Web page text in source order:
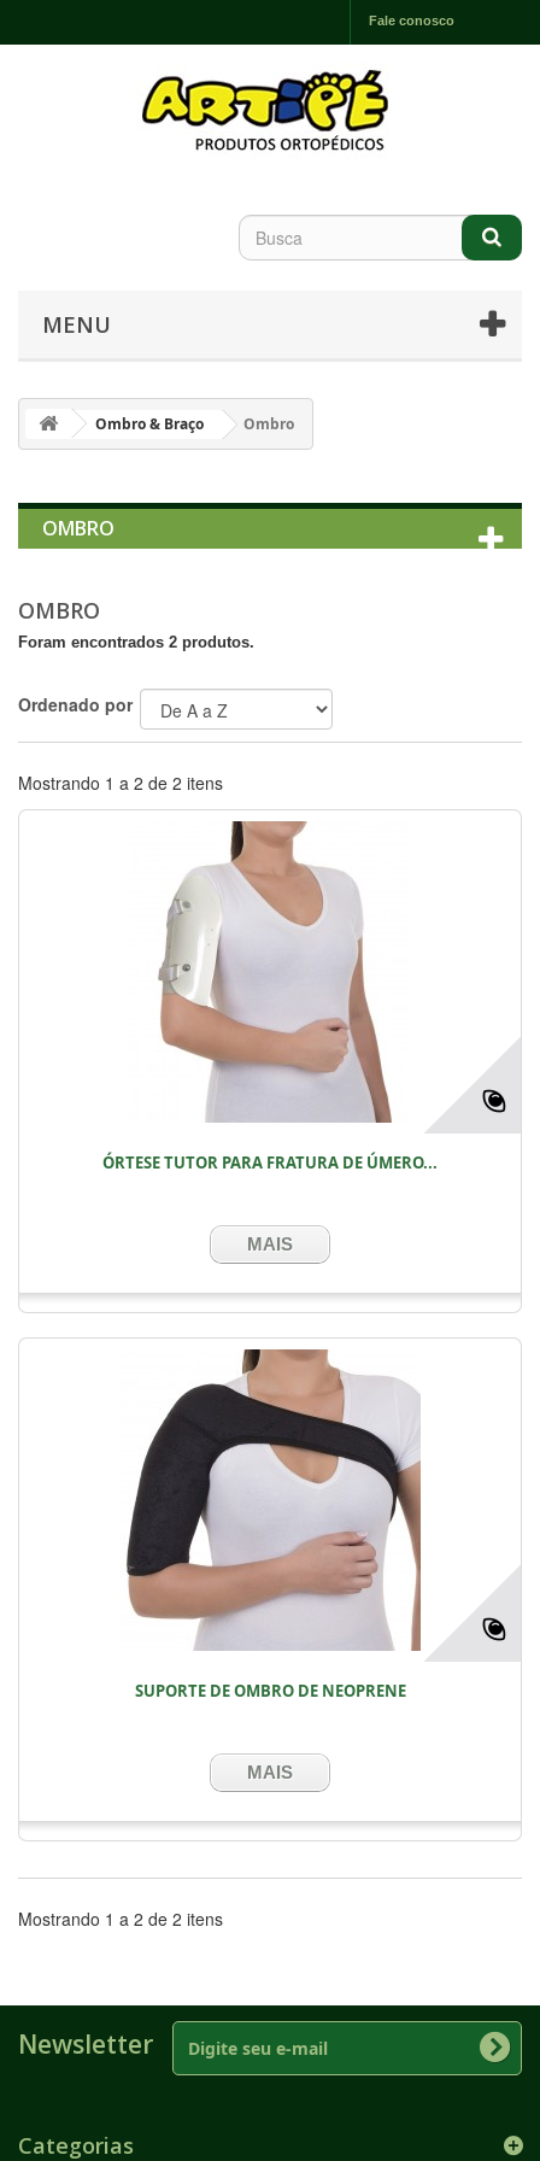
Fale conosco
MENU
Ombro & Braço Ombro
OMBRO
OMBRO
Foram encontrados 2 produtos.
Ordenado por
Mostrando 1 a 2 de 2 itens
ÓRTESE TUTOR PARA FRATURA DE ÚMERO...
MAIS
SUPORTE DE OMBRO DE NEOPRENE
MAIS
Mostrando 1 a 2 de 2 itens
Newsletter
Categorias